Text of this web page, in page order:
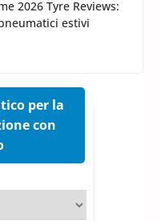
2026: due
il salto tecnico del
Trofeo RS: per
è la gomma semi-
per la
con